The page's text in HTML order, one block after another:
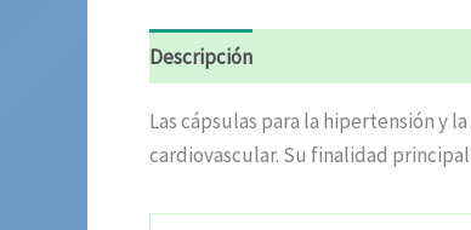
Descripción
Las cápsulas para la hipertensión y
cardiovascular. Su finalidad